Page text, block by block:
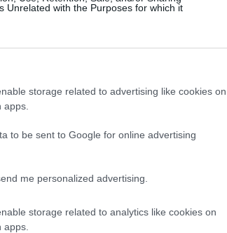
Unrelated with the Purposes for which it
storage related to advertising like cookies on
to be sent to Google for online advertising
me personalized advertising.
storage related to analytics like cookies on